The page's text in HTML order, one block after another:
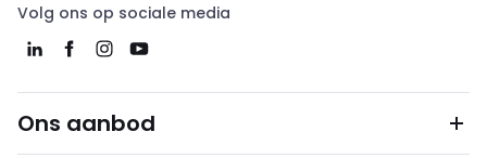
Volg ons op sociale media
Ons aanbod